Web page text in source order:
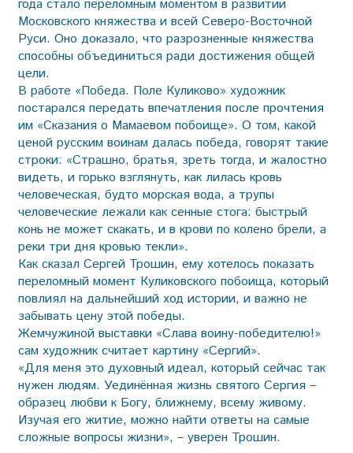
года стало переломным моментом в развитии
Московского княжества и всей Северо-Восточной
Руси. Оно доказало, что разрозненные княжества
способны объединиться ради достижения общей
цели.
В работе «Победа. Поле Куликово» художник
постарался передать впечатления после прочтения
им «Сказания о Мамаевом побоище». О том, какой
ценой русским воинам далась победа, говорят такие
строки: «Страшно, братья, зреть тогда, и жалостно
видеть, и горько взглянуть, как лилась кровь
человеческая, будто морская вода, а трупы
человеческие лежали как сенные стога: быстрый
конь не может скакать, и в крови по колено брели, а
реки три дня кровью текли».
Как сказал Сергей Трошин, ему хотелось показать
переломный момент Куликовского побоища, который
повлиял на дальнейший ход истории, и важно не
забывать цену этой победы.
Жемчужиной выставки «Слава воину-победителю!»
сам художник считает картину «Сергий».
«Для меня это духовный идеал, который сейчас так
нужен людям. Уединённая жизнь святого Сергия –
образец любви к Богу, ближнему, всему живому.
Изучая его житие, можно найти ответы на самые
сложные вопросы жизни», – уверен Трошин.